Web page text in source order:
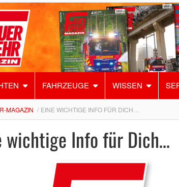
FAHRZEUGE WISSEN
MAGAZIN EINE WICHTIGE INFO FÜR DICH…
wichtige Info für Dich…